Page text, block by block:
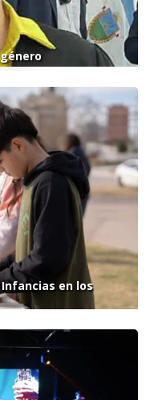
en los